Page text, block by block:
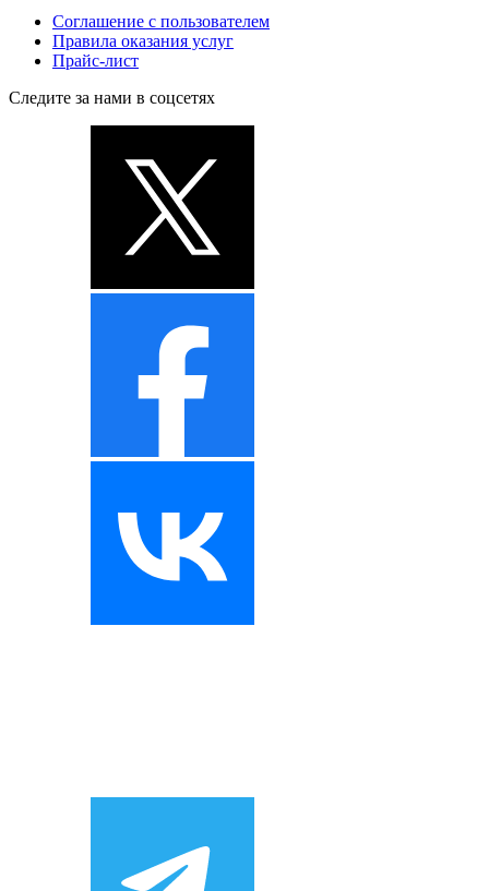
Соглашение с пользователем
Правила оказания услуг
Прайс-лист
Следите за нами в соцсетях